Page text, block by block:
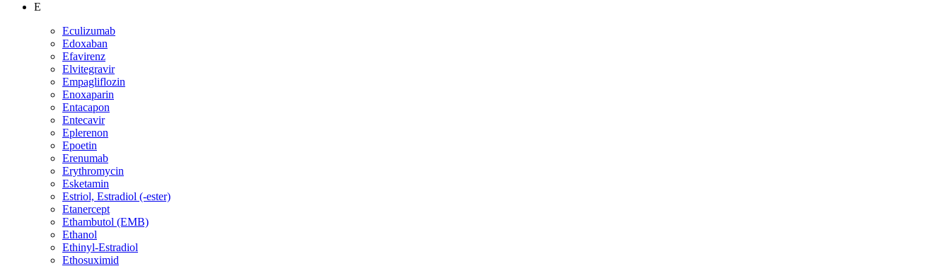
E
Eculizumab
Edoxaban
Efavirenz
Elvitegravir
Empagliflozin
Enoxaparin
Entacapon
Entecavir
Eplerenon
Epoetin
Erenumab
Erythromycin
Esketamin
Estriol, Estradiol (-ester)
Etanercept
Ethambutol (EMB)
Ethanol
Ethinyl-Estradiol
Ethosuximid